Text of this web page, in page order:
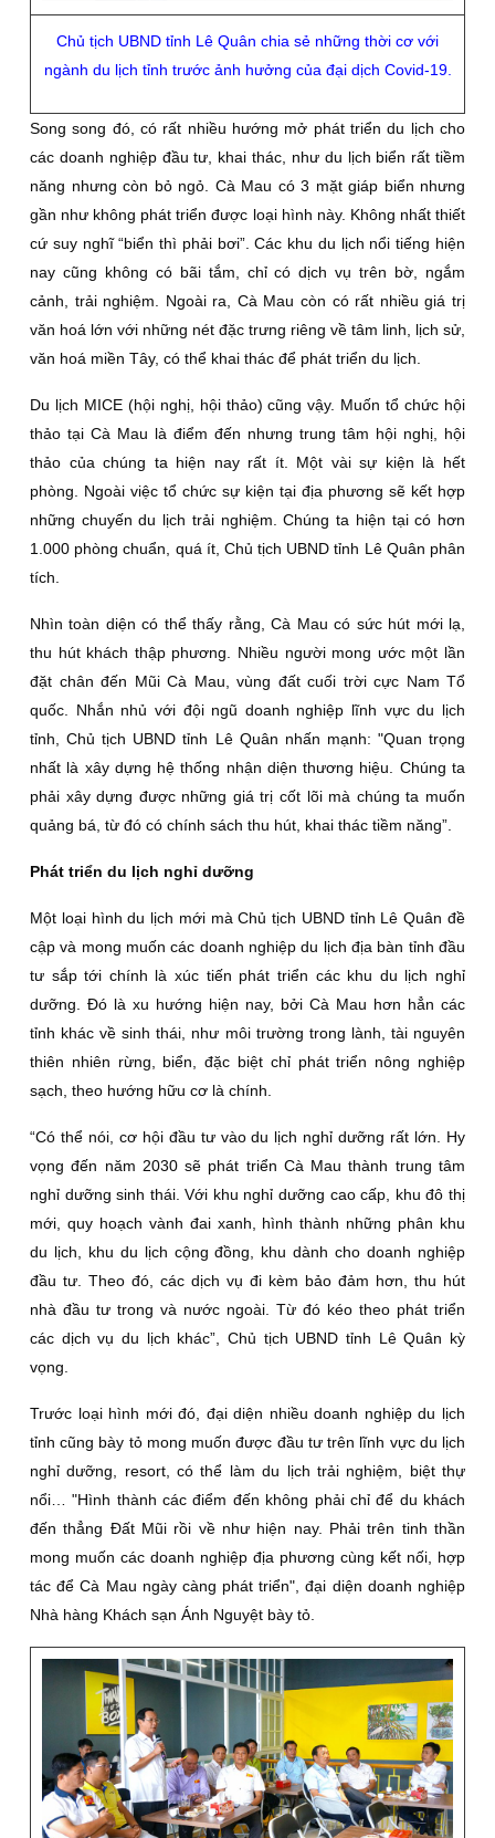
Chủ tịch UBND tỉnh Lê Quân chia sẻ những thời cơ với
ngành du lịch tỉnh trước ảnh hưởng của đại dịch Covid-19.
Song song đó, có rất nhiều hướng mở phát triển du lịch cho
các doanh nghiệp đầu tư, khai thác, như du lịch biển rất tiềm
năng nhưng còn bỏ ngỏ. Cà Mau có 3 mặt giáp biển nhưng
gần như không phát triển được loại hình này. Không nhất thiết
cứ suy nghĩ “biển thì phải bơi”. Các khu du lịch nổi tiếng hiện
nay cũng không có bãi tắm, chỉ có dịch vụ trên bờ, ngắm
cảnh, trải nghiệm. Ngoài ra, Cà Mau còn có rất nhiều giá trị
văn hoá lớn với những nét đặc trưng riêng về tâm linh, lịch sử,
văn hoá miền Tây, có thể khai thác để phát triển du lịch.
Du lịch MICE (hội nghị, hội thảo) cũng vậy. Muốn tổ chức hội
thảo tại Cà Mau là điểm đến nhưng trung tâm hội nghị, hội
thảo của chúng ta hiện nay rất ít. Một vài sự kiện là hết
phòng. Ngoài việc tổ chức sự kiện tại địa phương sẽ kết hợp
những chuyến du lịch trải nghiệm. Chúng ta hiện tại có hơn
1.000 phòng chuẩn, quá ít, Chủ tịch UBND tỉnh Lê Quân phân
tích.
Nhìn toàn diện có thể thấy rằng, Cà Mau có sức hút mới lạ,
thu hút khách thập phương. Nhiều người mong ước một lần
đặt chân đến Mũi Cà Mau, vùng đất cuối trời cực Nam Tổ
quốc. Nhắn nhủ với đội ngũ doanh nghiệp lĩnh vực du lịch
tỉnh, Chủ tịch UBND tỉnh Lê Quân nhấn mạnh: "Quan trọng
nhất là xây dựng hệ thống nhận diện thương hiệu. Chúng ta
phải xây dựng được những giá trị cốt lõi mà chúng ta muốn
quảng bá, từ đó có chính sách thu hút, khai thác tiềm năng”.
Phát triển du lịch nghỉ dưỡng
Một loại hình du lịch mới mà Chủ tịch UBND tỉnh Lê Quân đề
cập và mong muốn các doanh nghiệp du lịch địa bàn tỉnh đầu
tư sắp tới chính là xúc tiến phát triển các khu du lịch nghỉ
dưỡng. Ðó là xu hướng hiện nay, bởi Cà Mau hơn hẳn các
tỉnh khác về sinh thái, như môi trường trong lành, tài nguyên
thiên nhiên rừng, biển, đặc biệt chỉ phát triển nông nghiệp
sạch, theo hướng hữu cơ là chính.
“Có thể nói, cơ hội đầu tư vào du lịch nghỉ dưỡng rất lớn. Hy
vọng đến năm 2030 sẽ phát triển Cà Mau thành trung tâm
nghỉ dưỡng sinh thái. Với khu nghỉ dưỡng cao cấp, khu đô thị
mới, quy hoạch vành đai xanh, hình thành những phân khu
du lịch, khu du lịch cộng đồng, khu dành cho doanh nghiệp
đầu tư. Theo đó, các dịch vụ đi kèm bảo đảm hơn, thu hút
nhà đầu tư trong và nước ngoài. Từ đó kéo theo phát triển
các dịch vụ du lịch khác”, Chủ tịch UBND tỉnh Lê Quân kỳ
vọng.
Trước loại hình mới đó, đại diện nhiều doanh nghiệp du lịch
tỉnh cũng bày tỏ mong muốn được đầu tư trên lĩnh vực du lịch
nghỉ dưỡng, resort, có thể làm du lịch trải nghiệm, biệt thự
nổi… "Hình thành các điểm đến không phải chỉ để du khách
đến thẳng Ðất Mũi rồi về như hiện nay. Phải trên tinh thần
mong muốn các doanh nghiệp địa phương cùng kết nối, hợp
tác để Cà Mau ngày càng phát triển", đại diện doanh nghiệp
Nhà hàng Khách sạn Ánh Nguyệt bày tỏ.